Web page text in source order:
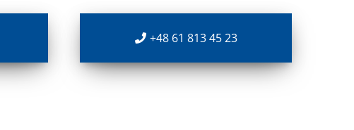
+48 61 813 45 23